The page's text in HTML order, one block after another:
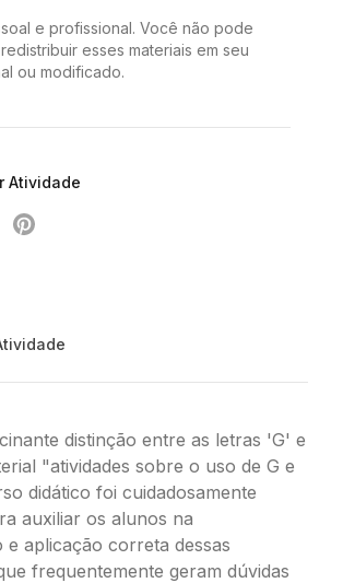
e profissional. Você não pode
esses materiais em seu
ou modificado.
Atividade
em Facebook
em X
Compartilhar em Pinterest
distinção entre as letras 'G' e
"atividades sobre o uso de G e
didático foi cuidadosamente
auxiliar os alunos na
e aplicação correta dessas
frequentemente geram dúvidas